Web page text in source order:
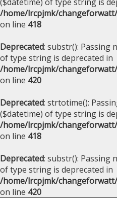
/home/lrcpjmk/
on line 418
Deprecated: substr(): Passing
of type string is deprecated in
/home/lrcpjmk/
on line 420
Deprecated: strtotime():
($datetime) of type string is
/home/lrcpjmk/
on line 418
Deprecated: substr(): Passing
of type string is deprecated in
/home/lrcpjmk/
on line 420